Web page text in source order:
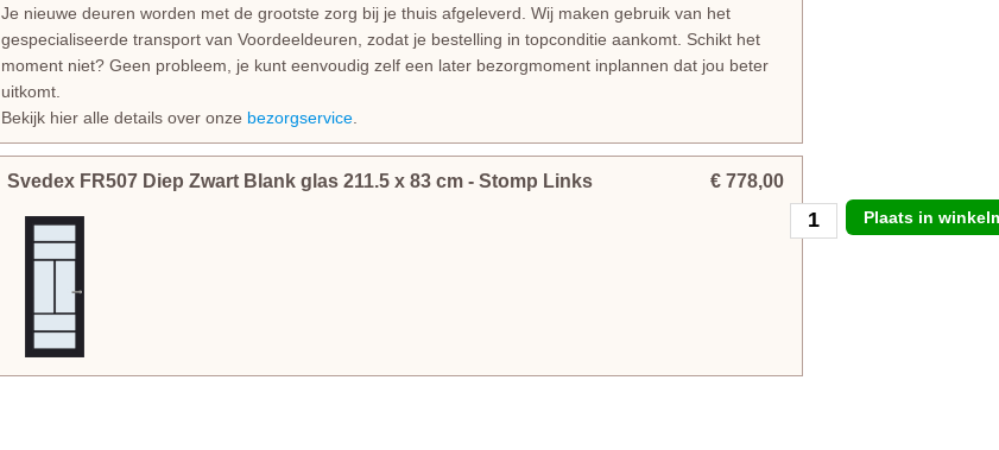
Je nieuwe deuren worden met de grootste zorg bij je thuis afgeleverd. Wij maken gebruik van het
gespecialiseerde transport van Voordeeldeuren, zodat je bestelling in topconditie aankomt. Schikt het
moment niet? Geen probleem, je kunt eenvoudig zelf een later bezorgmoment inplannen dat jou beter
uitkomt.
Bekijk hier alle details over onze bezorgservice
Svedex FR507 Diep Zwart Blank glas 211.5 x 83 cm - Stomp Links € 778,00
Plaats in